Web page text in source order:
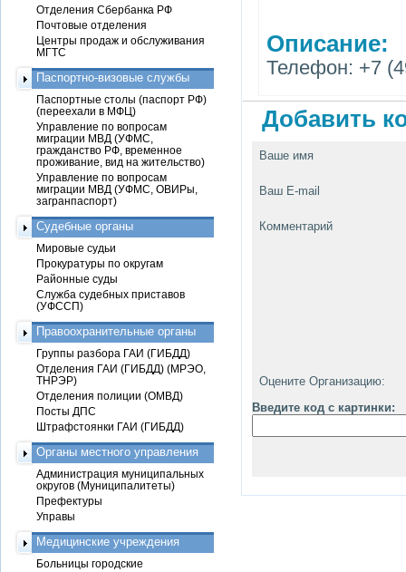
Описание:
Телефон: +7
Добавить
Ваше имя
Ваш E-mail
Комментарий
Оцените Организацию:
Введите код с картинки:
Отделения Сбербанка РФ
Почтовые отделения
Центры продаж и обслуживания
МГТС
Паспортно-визовые службы
Паспортные столы (паспорт РФ)
(переехали в МФЦ)
Управление по вопросам
миграции МВД (УФМС,
гражданство РФ, временное
проживание, вид на жительство)
Управление по вопросам
миграции МВД (УФМС, ОВИРы,
загранпаспорт)
Судебные органы
Мировые судьи
Прокуратуры по округам
Районные суды
Служба судебных приставов
(УФССП)
Правоохранительные органы
Группы разбора ГАИ (ГИБДД)
Отделения ГАИ (ГИБДД) (МРЭО,
ТНРЭР)
Отделения полиции (ОМВД)
Посты ДПС
Штрафстоянки ГАИ (ГИБДД)
Органы местного управления
Администрация муниципальных
округов (Муниципалитеты)
Префектуры
Управы
Медицинские учреждения
Больницы городские